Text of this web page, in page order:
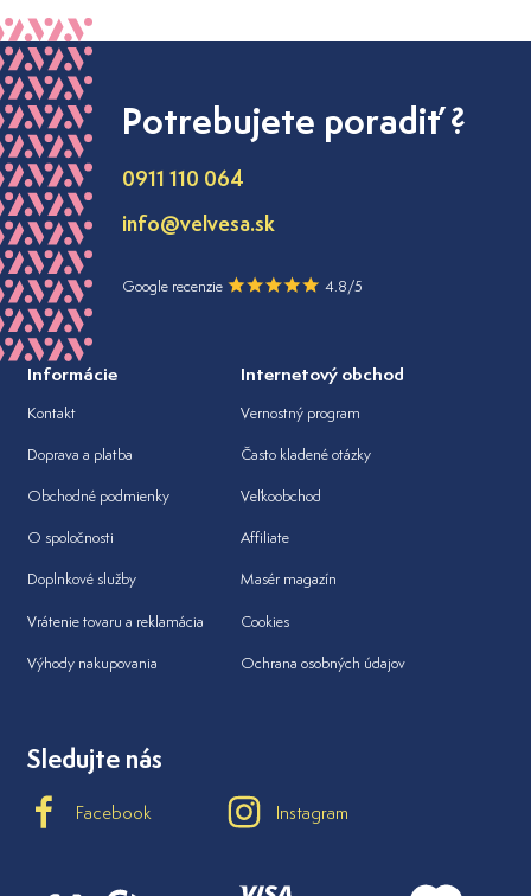
Potrebujete poradiť ?
0911 110 064
info@velvesa.sk
Google recenzie 4.8/5
Informácie
Kontakt
Doprava a platba
Obchodné podmienky
O spoločnosti
Doplnkové služby
Vrátenie tovaru a reklamácia
Výhody nakupovania
Internetový obchod
Vernostný program
Často kladené otázky
Veľkoobchod
Affiliate
Masér magazín
Cookies
Ochrana osobných údajov
Sledujte nás
Facebook Instagram